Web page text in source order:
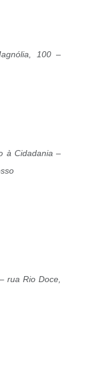
100 –
à Cidadania –
rua Rio Doce,